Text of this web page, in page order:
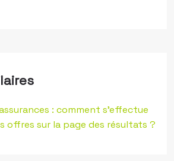
: comment s’effectue
offres sur la page des résultats ?